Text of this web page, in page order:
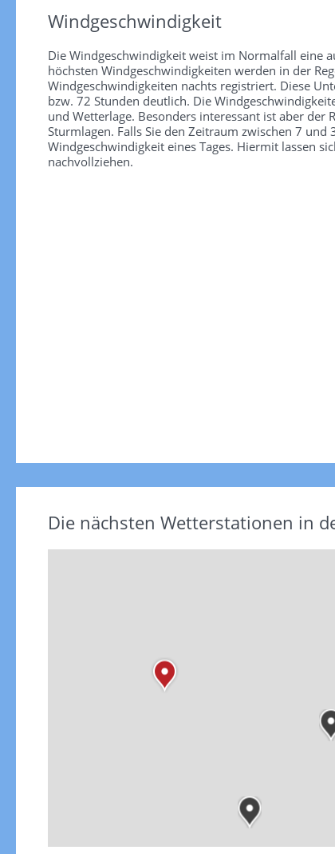
Windgeschwindigkeit
Die Windgeschwindigkeit weist im Normalfall eine
höchsten Windgeschwindigkeiten werden in der
Windgeschwindigkeiten nachts registriert. Diese
bzw. 72 Stunden deutlich. Die
und Wetterlage. Besonders interessant ist aber der
Sturmlagen. Falls Sie den Zeitraum zwischen 7
Windgeschwindigkeit eines Tages. Hiermit lassen
nachvollziehen.
Die nächsten Wetterstationen in